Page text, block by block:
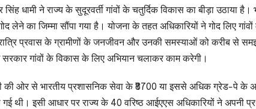
धामी ने राज्य के सुदूरवर्ती गांवों के चतुर्दिक विकास का बीड़ा उठाया
लेने का जिम्मा सौंपा गया है। योजना के तहत अधिकारियों ने गोद लिए
रात्रि प्रवास के ग्रामीणों के जनजीवन और उनकी समस्याओं को करीब से
सरकार गांवों के विकास के लिए अभियान चलाकर काम करेगी।
की ओर से भारतीय प्रशासनिक सेवा के ₹8700 या इससे अधिक ग्रेड-पे के
गई थी। इसी आधार पर राज्य के 40 वरिष्ठ आईएएस अधिकारियों ने अपनी